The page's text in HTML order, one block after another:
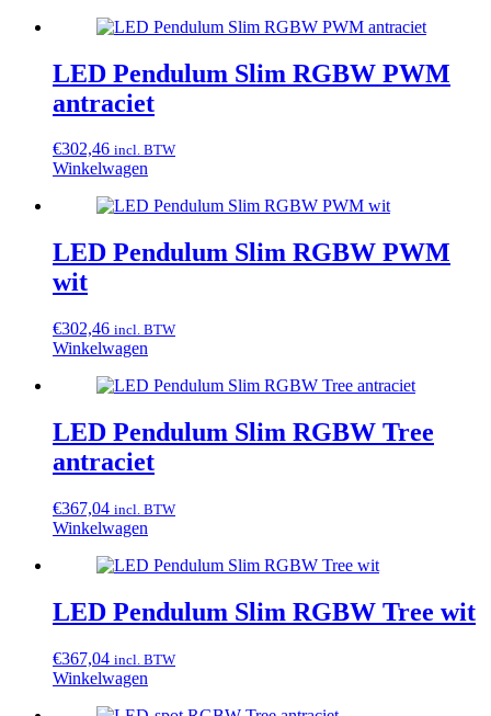
LED Pendulum Slim RGBW PWM
antraciet
€302,46 incl. BTW
Winkelwagen
LED Pendulum Slim RGBW PWM
wit
€302,46 incl. BTW
Winkelwagen
LED Pendulum Slim RGBW Tree
antraciet
€367,04 incl. BTW
Winkelwagen
LED Pendulum Slim RGBW Tree wit
€367,04 incl. BTW
Winkelwagen